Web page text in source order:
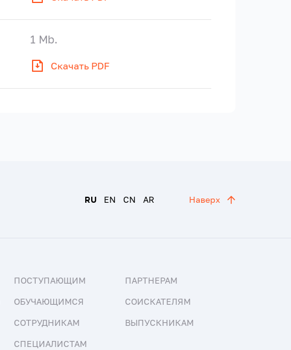
Скачать PDF
1 Mb.
RU EN CN AR Наверх
ПОСТУПАЮЩИМ
ОБУЧАЮЩИМСЯ
СОТРУДНИКАМ
СПЕЦИАЛИСТАМ
ПАРТНЕРАМ
СОИСКАТЕЛЯМ
ВЫПУСКНИКАМ